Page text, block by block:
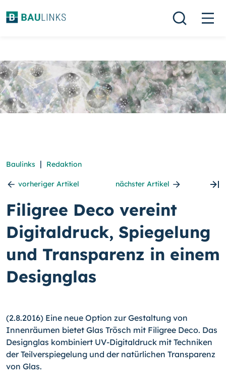
Baulinks | Redaktion
vorheriger Artikel nächster Artikel
Filigree Deco vereint
Digitaldruck, Spiegelung
und Transparenz in einem
Designglas
(2.8.2016) Eine neue Option zur Gestaltung von
Innenräumen bietet Glas Trösch mit Filigree Deco. Das
Designglas kombiniert UV-Digitaldruck mit Techniken
der Teilver­spiegelung und der natürlichen Transparenz
von Glas.